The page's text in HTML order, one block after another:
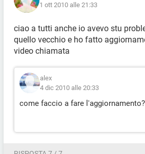
1 ott 2010 alle 21:33
ciao a tutti anche io avevo stu
quello vecchio e ho fatto
video chiamata
alex
4 dic 2010 alle 20:33
come faccio a fare l'aggiornamento?